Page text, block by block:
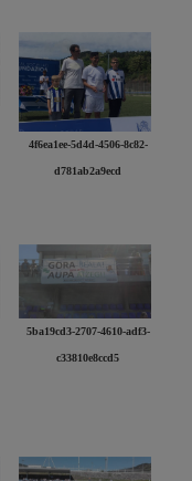
4f6ea1ee-5d4d-4506-8c82-
d781ab2a9ecd
5ba19cd3-2707-4610-adf3-
c33810e8ccd5